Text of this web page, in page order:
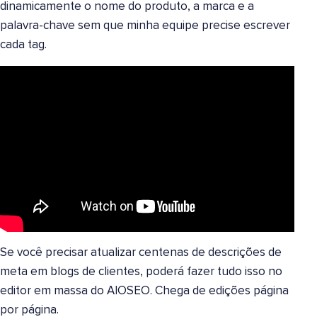
dinamicamente o nome do produto, a marca e a
palavra-chave sem que minha equipe precise escrever
cada tag.
Se você precisar atualizar centenas de descrições de
meta em blogs de clientes, poderá fazer tudo isso no
editor em massa do AIOSEO. Chega de edições página
por página.